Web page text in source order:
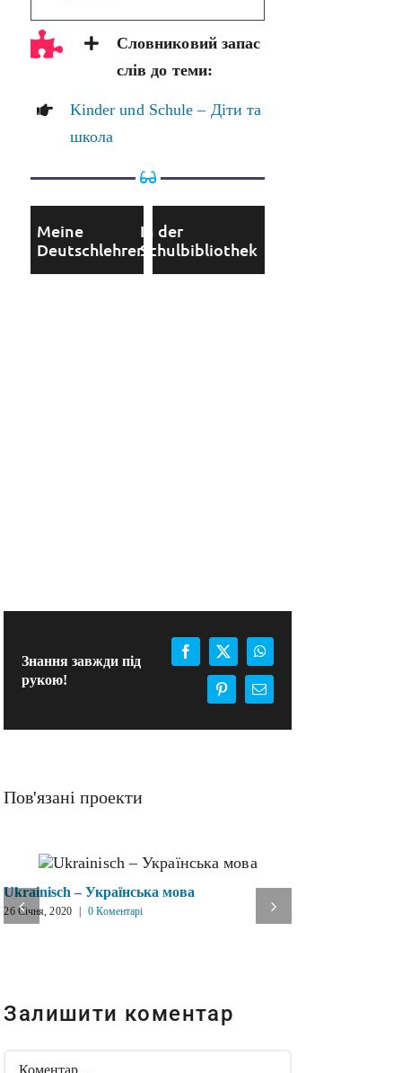
Словниковий запас
слів до теми:
Kinder und Schule – Діти та
школа
Meine
Deutschlehrerin
In der
Schulbibliothek
Знання завжди під
рукою!
Facebook
X WhatsApp
Pinterest
E-
Пов'язані проекти
Ukrainisch – Українська мова
26 Січня, 2020 0 Коментарі
Залишити коментар
Comment